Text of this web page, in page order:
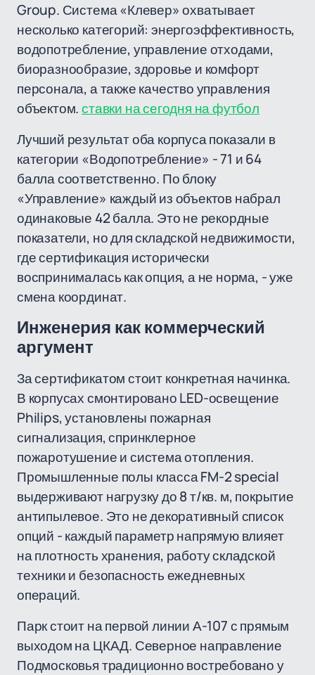
Group. Система «Клевер» охватывает
несколько категорий: энергоэффективность,
водопотребление, управление отходами,
биоразнообразие, здоровье и комфорт
персонала, а также качество управления
объектом.ставки на сегодня на футбол
Лучший результат оба корпуса показали в
категории «Водопотребление» - 71 и 64
балла соответственно. По блоку
«Управление» каждый из объектов набрал
одинаковые 42 балла. Это не рекордные
показатели, но для складской недвижимости,
где сертификация исторически
воспринималась как опция, а не норма, - уже
смена координат.
Инженерия как коммерческий
аргумент
За сертификатом стоит конкретная начинка.
В корпусах смонтировано LED-освещение
Philips, установлены пожарная
сигнализация, спринклерное
пожаротушение и система отопления.
Промышленные полы класса FM-2 special
выдерживают нагрузку до 8 т/кв. м, покрытие
антипылевое. Это не декоративный список
опций - каждый параметр напрямую влияет
на плотность хранения, работу складской
техники и безопасность ежедневных
операций.
Парк стоит на первой линии А-107 с прямым
выходом на ЦКАД. Северное направление
Подмосковья традиционно востребовано у